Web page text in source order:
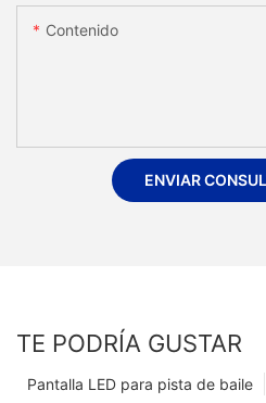
Contenido
ENVIAR
TE PODRÍA GUSTAR
Pantalla LED para pista de baile